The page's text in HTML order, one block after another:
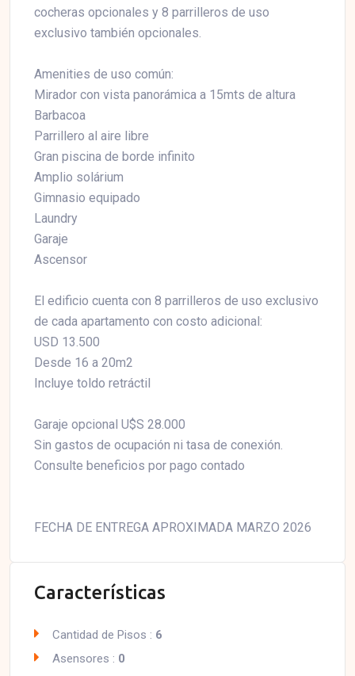
cocheras opcionales y 8 parrilleros de uso
exclusivo también opcionales.
Amenities de uso común:
Mirador con vista panorámica a 15mts de altura
Barbacoa
Parrillero al aire libre
Gran piscina de borde infinito
Amplio solárium
Gimnasio equipado
Laundry
Garaje
Ascensor
El edificio cuenta con 8 parrilleros de uso exclusivo
de cada apartamento con costo adicional:
USD 13.500
Desde 16 a 20m2
Incluye toldo retráctil
Garaje opcional U$S 28.000
Sin gastos de ocupación ni tasa de conexión.
Consulte beneficios por pago contado
FECHA DE ENTREGA APROXIMADA MARZO 2026
Características
Cantidad de Pisos : 6
Asensores : 0